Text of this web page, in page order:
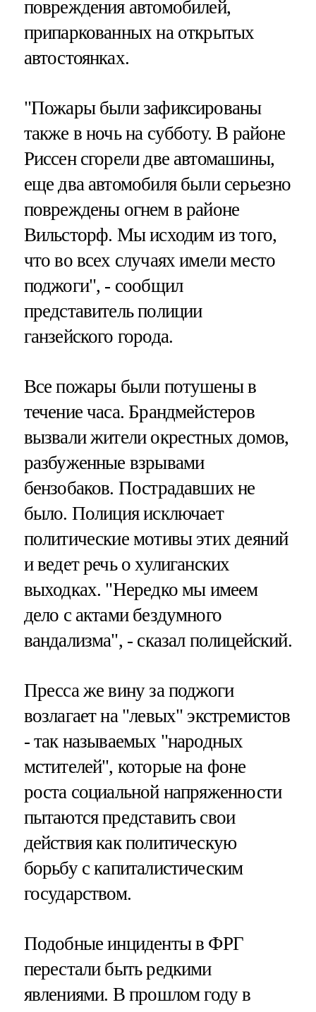
повреждения автомобилей,
припаркованных на открытых
автостоянках.
"Пожары были зафиксированы
также в ночь на субботу. В районе
Риссен сгорели две автомашины,
еще два автомобиля были серьезно
повреждены огнем в районе
Вильсторф. Мы исходим из того,
что во всех случаях имели место
поджоги", - сообщил
представитель полиции
ганзейского города.
Все пожары были потушены в
течение часа. Брандмейстеров
вызвали жители окрестных домов,
разбуженные взрывами
бензобаков. Пострадавших не
было. Полиция исключает
политические мотивы этих деяний
и ведет речь о хулиганских
выходках. "Нередко мы имеем
дело с актами бездумного
вандализма", - сказал полицейский.
Пресса же вину за поджоги
возлагает на "левых" экстремистов
- так называемых "народных
мстителей", которые на фоне
роста социальной напряженности
пытаются представить свои
действия как политическую
борьбу с капиталистическим
государством.
Подобные инциденты в ФРГ
перестали быть редкими
явлениями. В прошлом году в